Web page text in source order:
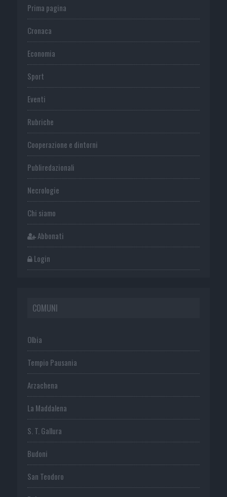
Prima pagina
Cronaca
Economia
Sport
Eventi
Rubriche
Cooperazione e dintorni
Publiredazionali
Necrologie
Chi siamo
Abbonati
Login
COMUNI
Olbia
Tempio Pausania
Arzachena
La Maddalena
S. T. Gallura
Budoni
San Teodoro